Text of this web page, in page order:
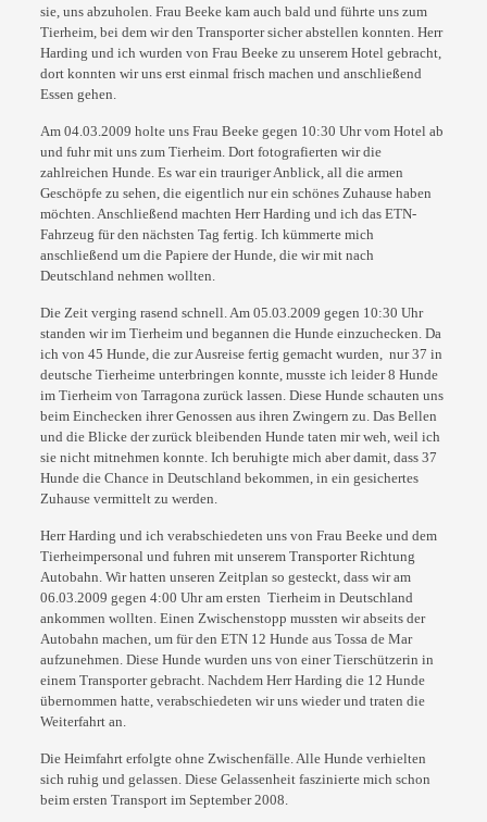
sie, uns abzuholen. Frau Beeke kam auch bald und führte uns zum
Tierheim, bei dem wirden Transporter sicher abstellen konnten. Herr
Harding und ich wurden von Frau Beeke zu unserem Hotel gebracht,
dort konnten wir uns erst einmal frisch machen und anschließend
Essen gehen.
Am 04.03.2009 holte uns Frau Beeke gegen 10:30 Uhr vom Hotel ab
und fuhr mit uns zum Tierheim. Dort fotografierten wir die
zahlreichen Hunde. Es war ein trauriger Anblick, all die armen
Geschöpfe zu sehen, die eigentlich nur ein schönes Zuhause haben
möchten.Anschließend machten Herr Harding und ich das ETN-
Fahrzeug für den nächsten Tag fertig. Ich kümmerte mich
anschließend um die Papiere der Hunde, die wir mit nach
Deutschland nehmen wollten.
Die Zeit verging rasend schnell. Am 05.03.2009 gegen 10:30 Uhr
standen wir im Tierheim und begannen die Hunde einzuchecken. Da
ich von 45 Hunde, die zur Ausreise fertig gemacht wurden, nur 37 in
deutsche Tierheime unterbringen konnte, musste ich leider 8 Hunde
im Tierheim von Tarragona zurück lassen. Diese Hunde schauten uns
beim Einchecken ihrerGenossen aus ihren Zwingern zu. Das Bellen
und die Blicke der zurück bleibenden Hunde taten mir weh, weil ich
sie nicht mitnehmen konnte. Ich beruhigte mich aber damit, dass 37
Hunde die Chance in Deutschland bekommen, in ein gesichertes
Zuhause vermittelt zu werden.
Herr Harding und ich verabschiedeten uns von Frau Beeke und dem
Tierheimpersonal und fuhren mit unserem Transporter Richtung
Autobahn. Wir hatten unseren Zeitplan so gesteckt, dass wir am
06.03.2009 gegen 4:00 Uhr am ersten Tierheim in Deutschland
ankommen wollten. Einen Zwischenstopp mussten wir abseits der
Autobahn machen, um fürden ETN 12 Hunde aus Tossa de Mar
aufzunehmen. Diese Hunde wurden uns von einerTierschützerin in
einem Transporter gebracht. Nachdem Herr Harding die 12 Hunde
übernommen hatte, verabschiedeten wir uns wieder und traten die
Weiterfahrt an.
Die Heimfahrt erfolgte ohne Zwischenfälle. Alle Hunde verhielten
sich ruhig und gelassen. Diese Gelassenheit faszinierte mich schon
beim ersten Transport im September 2008.